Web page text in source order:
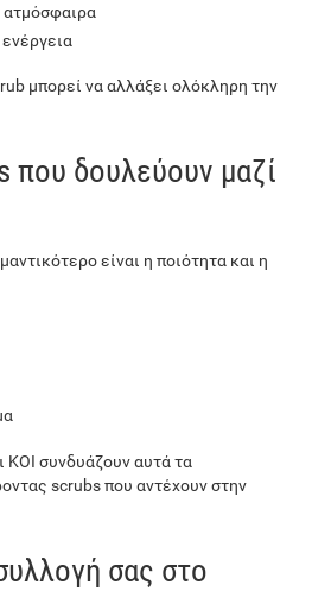
μπορεί να αλλάξει ολόκληρη την
που δουλεύουν μαζί
είναι η ποιότητα και η
KOI συνδυάζουν αυτά τα
scrubs που αντέχουν στην
σας στο